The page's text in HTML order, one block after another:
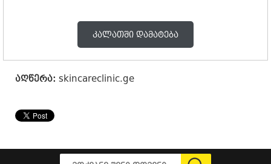
კალათში დამატება
აღწერა: skincareclinic.ge